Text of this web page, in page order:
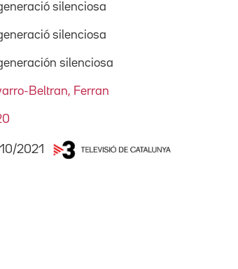
silenciosa
silenciosa
silenciosa
Beltran, Ferran
2021